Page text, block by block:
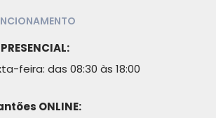
feira: das 08:30 às 18:00
ONLINE: